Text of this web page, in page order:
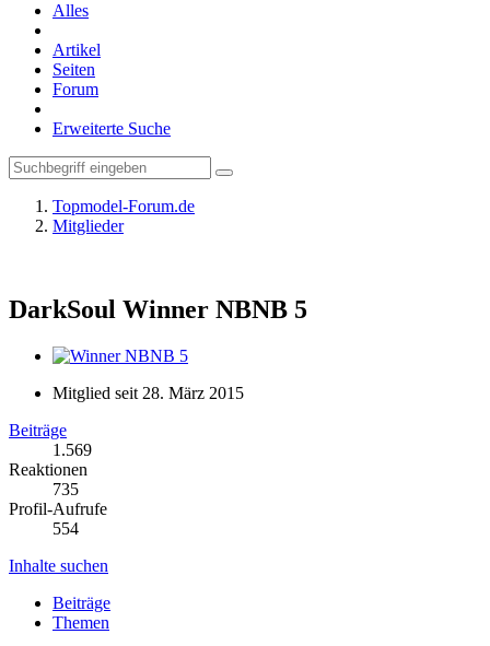
Alles
Artikel
Seiten
Forum
Erweiterte Suche
Topmodel-Forum.de
Mitglieder
DarkSoul Winner NBNB 5
Mitglied seit 28. März 2015
Beiträge
1.569
Reaktionen
735
Profil-Aufrufe
554
Inhalte suchen
Beiträge
Themen